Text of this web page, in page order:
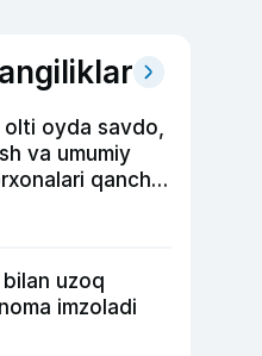
olti oyda savdo,
va umumiy
qancha
bilan uzoq
imzoladi